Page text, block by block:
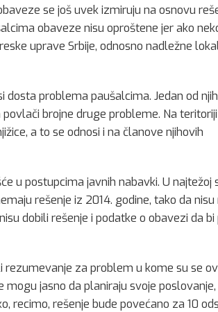
se još uvek izmiruju na osnovu
obaveze nisu oproštene jer ako
uprave Srbije, odnosno nadležne
problema paušalcima. Jedan od
brojne druge probleme. Na
a to se odnosi i na članove njihovih
u postupcima javnih nabavki. U najtežoj
rešenje iz 2014. godine, tako da
dobili rešenje i podatke o obavezi da bi
za problem u kome su se
jasno da planiraju svoje poslovanje,
recimo, rešenje bude povećano za 10